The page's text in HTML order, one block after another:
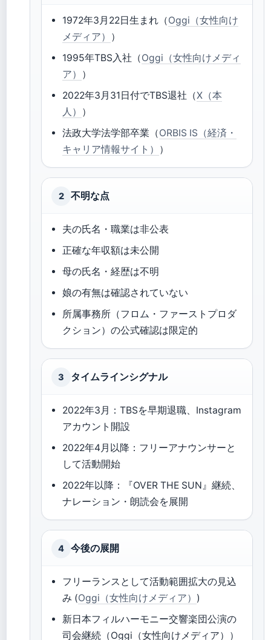
1972年3月22日生まれ（Oggi（女性向け
メディア） ）
1995年TBS入社（Oggi（女性向けメディ
ア） ）
2022年3月31日付でTBS退社（X（本
人） ）
法政大学法学部卒業（ORBIS IS（経済・
キャリア情報サイト） ）
2 不明な点
夫の氏名・職業は非公表
正確な年収額は未公開
母の氏名・経歴は不明
娘の有無は確認されていない
所属事務所（フロム・ファーストプロダ
クション）の公式確認は限定的
3 タイムラインシグナル
2022年3月：TBSを早期退職、Instagram
アカウント開設
2022年4月以降：フリーアナウンサーと
して活動開始
2022年以降：『OVER THE SUN』継続、
ナレーション・朗読会を展開
4 今後の展開
フリーランスとして活動範囲拡大の見込
み (Oggi（女性向けメディア） )
新日本フィルハーモニー交響楽団公演の
司会継続（Oggi（女性向けメディア））